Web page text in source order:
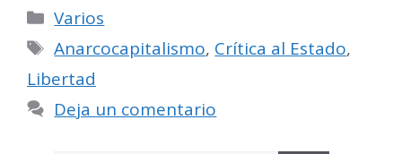
Categorías
Varios
Etiquetas
Anarcocapitalismo, Crítica al Estado,
Libertad
Deja un comentario